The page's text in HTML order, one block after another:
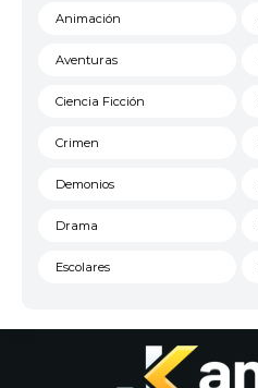
Animación
Aventuras
Ciencia Ficción
Crimen
Demonios
Drama
Escolares